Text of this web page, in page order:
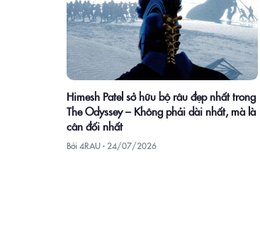
Himesh Patel sở hữu bộ râu đẹp nhất trong
The Odyssey – Không phải dài nhất, mà là
cân đối nhất
Bởi 4RAU · 24/07/2026